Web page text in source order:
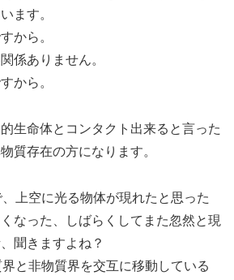
ます。
から。
係ありません。
から。
生命体とコンタクト出来ると言った
質存在の方になります。
上空に光る物体が現れたと思った
なった、しばらくしてまた忽然と現
聞きますよね？
と非物質界を交互に移動している